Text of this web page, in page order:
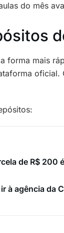
do mês
forma mais
oficial.
de R$ 200
à agência da